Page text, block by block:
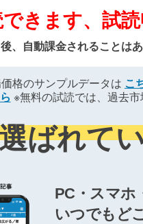
きます、試
、自動課金されることは
格のサンプルデータは こ
※無料の試読では、過去
ばれて
PC・スマホ
いつでもど